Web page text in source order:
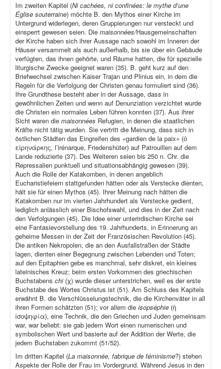
Im zweiten Kapitel (Ni cachées, ni confinées: le mythe d’une
Église souterraine) möchte B. den Mythos einer Kirche im
Untergrund widerlegen, deren Gruppierungen nur versteckt und
einsperrt gewesen seien. Die maisonnées/Hausgemeinschaften
der Kirche haben sich ihrer Aussage nach sowohl im Inneren der
Häuser versammelt als auch außerhalb, bis sie über ein Gebäude
verfügten, das ihnen gehörte, und Räume hatten, die für spezielle
liturgische Zwecke geeignet waren (35). B. geht kurz auf den
Briefwechsel zwischen Kaiser Trajan und Plinius ein, in dem die
Regeln für die Verfolgung der Christen genau formuliert sind (36).
Ihre Grundthese besteht aber in der Aussage, dass in
gewöhnlichen Zeiten und wenn auf Denunziation verzichtet wurde
die Christen ein normales Leben führen konnten (37). Aus ihrer
Sicht waren die maisonnées Refugien, in denen die staatlichen
Kräfte nicht tätig wurden. Sie vertritt die Meinung, dass sich in
östlichen Städten das Eingreifen des «gardien de la paix» (ὁ
εἰρηνάρκης, l’irénarque, Friedenshüter) auf Patrouillen auf dem
Lande reduzierte (37). Des Weiteren seien bis 250 n. Chr. die
Repressalien punktuell und situationsabhängig gewesen (39).
Auch die Rolle der Katakomben, in denen angeblich
Eucharistiefeiern stattgefunden hätten oder als Verstecke dienten,
hält sie für einen Mythos (45). Ihrer Meinung nach hätten die
Katakomben nur im vierten Jahrhundert als Verstecke gedient,
lediglich anlässlich einer Bischofswahl, und dies in der Zeit nach
den Verfolgungen (45). Die Idee einer unterirdischen Kirche sei
eine Fantasievorstellung des 19. Jahrhunderts, in Erinnerung an
geheime Messen in der Zeit der Französischen Revolution (45).
Die antiken Nekropolen, die an den Ausfallstraßen der Städte
lagen, dienten einer Begegnung zwischen Lebenden und Toten;
auf den Epitaphien gebe es manchmal, sehr diskret, ein kleines
lateinisches Kreuz; beim ersten Vorkommen des griechischen
Buchstabens chi (χ) wurde dieser unterstrichen, weil es der erste
Buchstabe des Wortes Christus ist (51). Am Schluss des Kapitels
erwähnt B. die Verschlüsselungstechnik, die die Kirchenväter in all
ihren Formen schätzten (51); vor allem die isopséphie (ἡ
ἰσοψηφία), eine Technik, die den Griechen und Juden gemeinsam
war, war beliebt: sie gab jedem Wort einen numerischen und
symbolischen Wert und basierte auf der Addition der Werte, die
jedem Buchstaben zukommt (51/52).
Im dritten Kapitel (La maisonnée, fabrique de féminisme?) stehen
Aspekte der Rolle der Frau im Vordergrund. Während Jesus in den